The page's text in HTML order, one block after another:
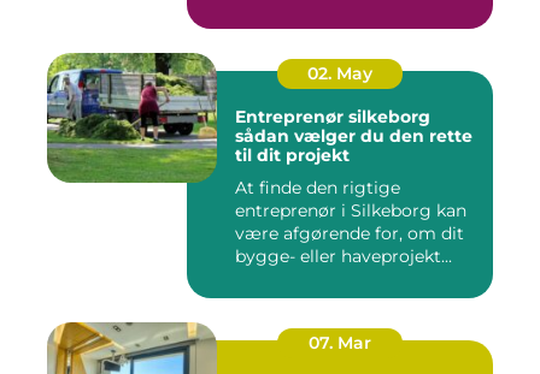
02. May
Entreprenør silkeborg
sådan vælger du den rette
til dit projekt
At finde den rigtige
entreprenør i Silkeborg kan
være afgørende for, om dit
bygge- eller haveprojekt...
07. Mar